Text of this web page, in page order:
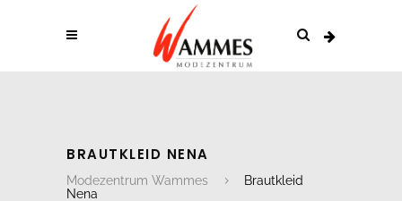
BRAUTKLEID NENA
Modezentrum Wammes
Brautkleid
Nena